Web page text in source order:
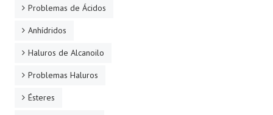
Problemas de Ácidos
Anhídridos
Haluros de Alcanoilo
Problemas Haluros
Ésteres